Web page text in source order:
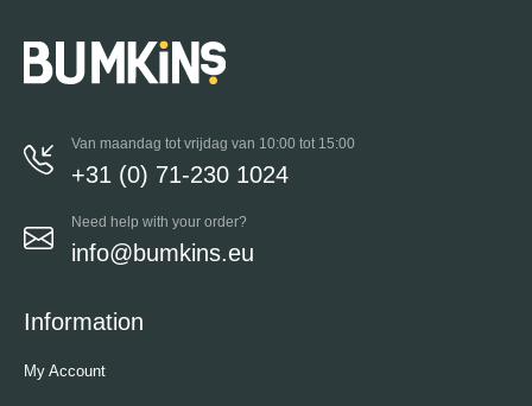
Van maandag tot vrijdag van 10:00 tot 15:00
+31 (0) 71-230 1024
Need help with your order?
info@bumkins.eu
Information
My Account